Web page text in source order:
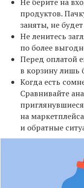
Не берите на
продуктов.
заняты, не
Не ленитесь
по более
Перед оплатой
в корзину лишь
Когда есть
Сравнивайте
на
и обратные